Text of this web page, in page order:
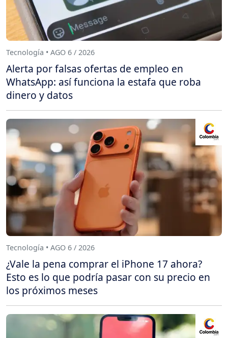
Tecnología • AGO 6 / 2026
Alerta por falsas ofertas de empleo en
WhatsApp: así funciona la estafa que roba
dinero y datos
Tecnología • AGO 6 / 2026
¿Vale la pena comprar el iPhone 17 ahora?
Esto es lo que podría pasar con su precio en
los próximos meses